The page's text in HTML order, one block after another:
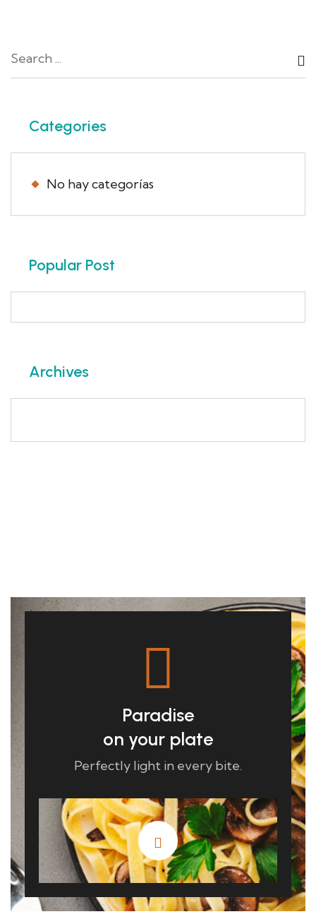
Categories
No hay categorías
Popular Post
Archives
Paradise
on your plate
Perfectly light in every bite.